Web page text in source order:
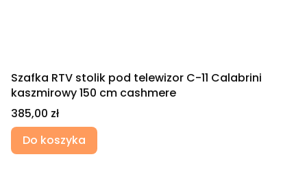
Szafka RTV stolik pod telewizor C-11 Calabrini
kaszmirowy 150 cm cashmere
Cena
385,00 zł
Do koszyka